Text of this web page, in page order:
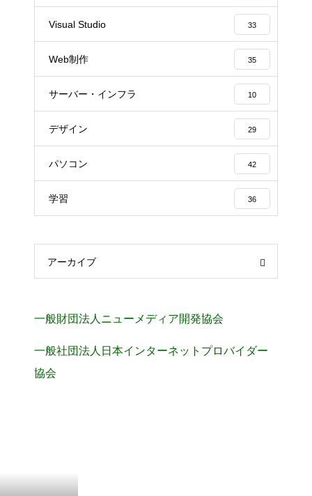
Visual Studio 33
Web制作 35
サーバー・インフラ 10
デザイン 29
パソコン 42
学習 36
アーカイブ
一般財団法人ニューメディア開発協会
一般社団法人日本インターネットプロバイダー
協会